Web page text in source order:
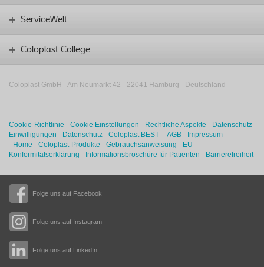
Folge uns auf Facebook
Folge uns auf Instagram
Folge uns auf LinkedIn
ServiceWelt
Coloplast College
Coloplast GmbH - Am Neumarkt 42 ‑ 22041 Hamburg - Deutschland
Cookie-Richtlinie - Cookie Einstellungen - Rechtliche Aspekte - Datenschutz
Einwilligungen - Datenschutz - Coloplast BEST - AGB - Impressum
- Home - Coloplast-Produkte - Gebrauchsanweisung - EU-
Konformitätserklärung - Informationsbroschüre für Patienten - Barrierefreiheit